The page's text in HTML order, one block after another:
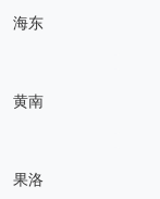
海东
黄南
果洛